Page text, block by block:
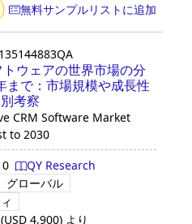
無料サンプルリストに追加
ウェアの世界市場の分
まで：市場規模や成長性
考察
CRM Software Market
to 2030
QY Research
グローバル
(USD 4,900) より